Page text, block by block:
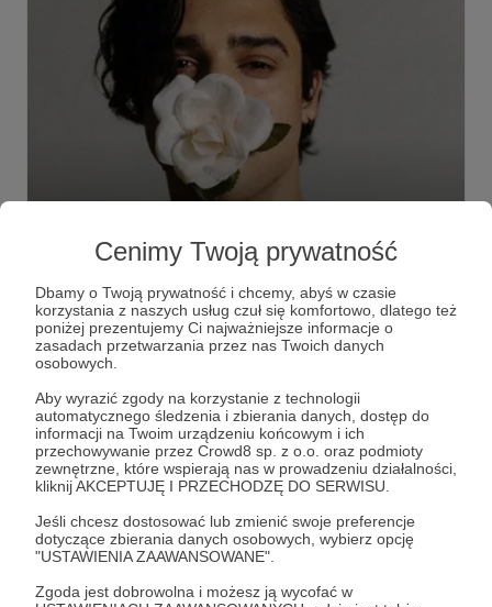
Cenimy Twoją prywatność
Dbamy o Twoją prywatność i chcemy, abyś w czasie
korzystania z naszych usług czuł się komfortowo, dlatego też
poniżej prezentujemy Ci najważniejsze informacje o
zasadach przetwarzania przez nas Twoich danych
osobowych.
Aby wyrazić zgody na korzystanie z technologii
automatycznego śledzenia i zbierania danych, dostęp do
informacji na Twoim urządzeniu końcowym i ich
przechowywanie przez Crowd8 sp. z o.o. oraz podmioty
zewnętrzne, które wspierają nas w prowadzeniu działalności,
kliknij AKCEPTUJĘ I PRZECHODZĘ DO SERWISU.
Jeśli chcesz dostosować lub zmienić swoje preferencje
dotyczące zbierania danych osobowych, wybierz opcję
"USTAWIENIA ZAAWANSOWANE".
Zgoda jest dobrowolna i możesz ją wycofać w
03.03.2025 Brak komentarzy
NEWSLETTER NO. 31
projektantka mody, na co dzień mieszkająca w Szwecji
zaprosiła mnie do panelu i jury jej warszawskiego Fashion
Shower, który odbędzie się 20 marca. Mam opowiadać o
hejcie i o byciu kolorowym ptakiem. Życiu na własnych
zasadach (...)".
Bartek Fetysz Newsletter Londyn +4